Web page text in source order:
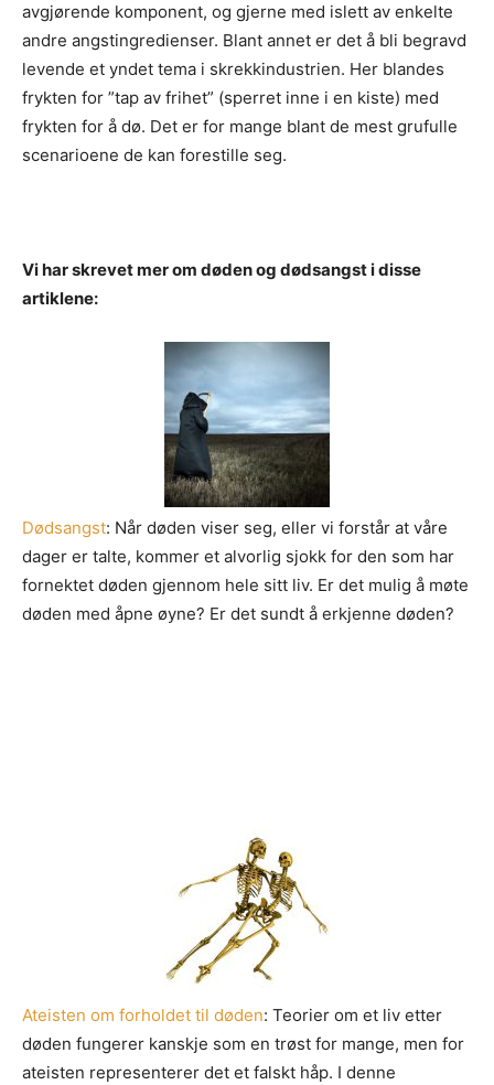
avgjørende komponent, og gjerne med islett av enkelte
andre angstingredienser. Blant annet er det å bli begravd
levende et yndet tema i skrekkindustrien. Her blandes
frykten for ”tap av frihet” (sperret inne i en kiste) med
frykten for å dø. Det er for mange blant de mest grufulle
scenarioene de kan forestille seg.
Vi har skrevet mer om døden og dødsangst i disse
artiklene:
Dødsangst: Når døden viser seg, eller vi forstår at våre
dager er talte, kommer et alvorlig sjokk for den som har
fornektet døden gjennom hele sitt liv. Er det mulig å møte
døden med åpne øyne? Er det sundt å erkjenne døden?
Ateisten om forholdet til døden: Teorier om et liv etter
døden fungerer kanskje som en trøst for mange, men for
ateisten representerer det et falskt håp. I denne